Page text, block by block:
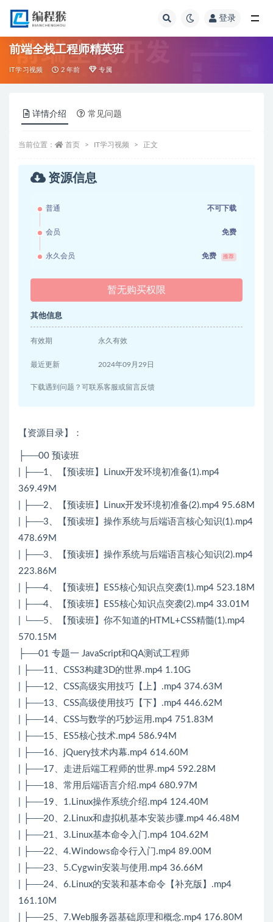
登录
前端全栈工程师精英班
IT学习视频 2 年前 专属
详情介绍 常见问题
当前位置： 首页 IT学习视频 正文
资源信息
普通 不可下载
会员 免费
永久会员 免费 推荐
暂无购买权限
其他信息
有效期 永久有效
最近更新 2024年09月29日
下载遇到问题？可联系客服或留言反馈
【资源目录】：
├──00 预读班
| ├──1、【预读班】Linux开发环境初准备(1).mp4
369.49M
| ├──2、【预读班】Linux开发环境初准备(2).mp4 95.68M
| ├──3、【预读班】操作系统与后端语言核心知识(1).mp4
478.69M
| ├──3、【预读班】操作系统与后端语言核心知识(2).mp4
223.86M
| ├──4、【预读班】ES5核心知识点突袭(1).mp4 523.18M
| ├──4、【预读班】ES5核心知识点突袭(2).mp4 33.01M
| └──5、【预读班】你不知道的HTML+CSS精髓(1).mp4
570.15M
├──01 专题一 JavaScript和QA测试工程师
| ├──11、CSS3构建3D的世界.mp4 1.10G
| ├──12、CSS高级实用技巧【上】.mp4 374.63M
| ├──13、CSS高级使用技巧【下】.mp4 446.62M
| ├──14、CSS与数学的巧妙运用.mp4 751.83M
| ├──15、ES5核心技术.mp4 586.94M
| ├──16、jQuery技术内幕.mp4 614.60M
| ├──17、走进后端工程师的世界.mp4 592.28M
| ├──18、常用后端语言介绍.mp4 680.97M
| ├──19、1.Linux操作系统介绍.mp4 124.40M
| ├──20、2.Linux和虚拟机基本安装步骤.mp4 46.48M
| ├──21、3.Linux基本命令入门.mp4 104.62M
| ├──22、4.Windows命令行入门.mp4 89.00M
| ├──23、5.Cygwin安装与使用.mp4 36.66M
| ├──24、6.Linux的安装和基本命令【补充版】.mp4
161.10M
| ├──25、7.Web服务器基础原理和概念.mp4 176.80M